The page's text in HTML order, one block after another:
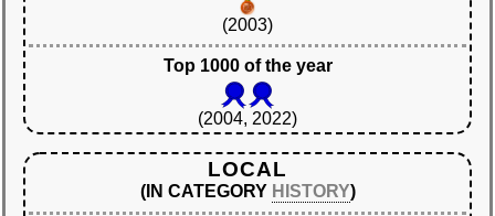
(2003)
Top 1000 of the year
(2004, 2022)
LOCAL
(IN CATEGORY HISTORY)